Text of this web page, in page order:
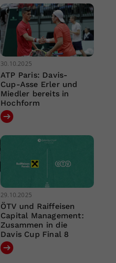
30.10.2025
ATP Paris: Davis-
Cup-Asse Erler und
Miedler bereits in
Hochform
29.10.2025
ÖTV und Raiffeisen
Capital Management:
Zusammen in die
Davis Cup Final 8